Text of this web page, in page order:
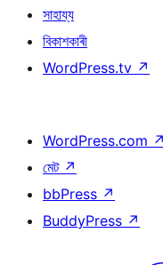
সাহায্য
বিকাশকাৰী
WordPress.tv ↗
WordPress.com ↗
মেট ↗
bbPress ↗
BuddyPress ↗